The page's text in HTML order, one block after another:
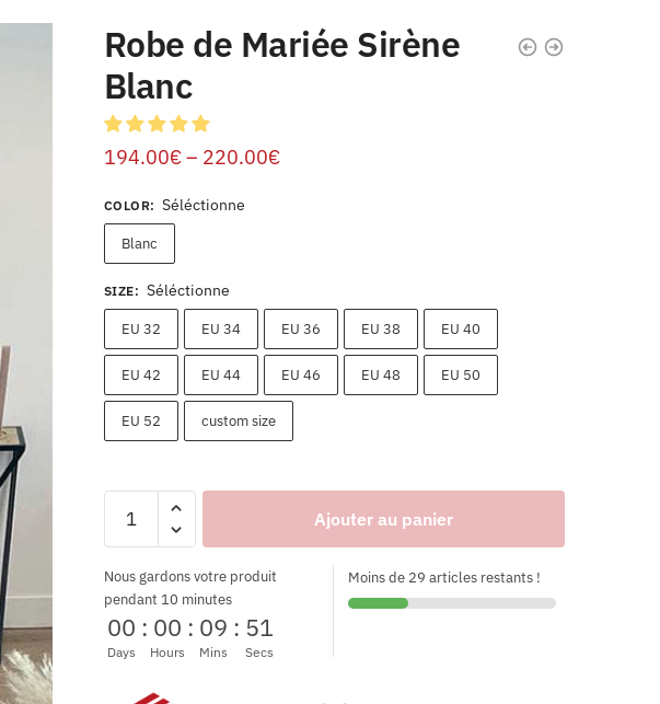
Robe de Mariée Sirène
Blanc
194.00€– 220.00€
COLOR: Séléctionne
Blanc
SIZE: Séléctionne
EU 32 EU 34 EU 36 EU 38 EU 40
EU 42 EU 44 EU 46 EU 48 EU 50
EU 52 custom size
Ajouter au panier
Nous gardons votre produit
pendant 10 minutes
00
Days
: 00
Hours
: 09
Mins
: 50
Secs
Moins de 29 articles restants !